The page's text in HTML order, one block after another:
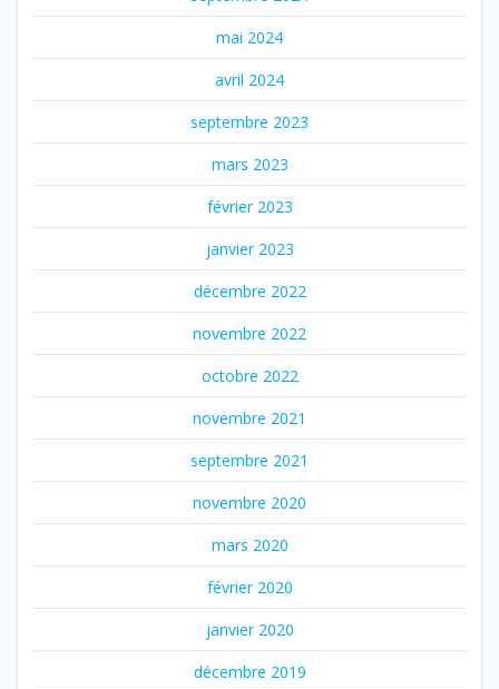
mai 2024
avril 2024
septembre 2023
mars 2023
février 2023
janvier 2023
décembre 2022
novembre 2022
octobre 2022
novembre 2021
septembre 2021
novembre 2020
mars 2020
février 2020
janvier 2020
décembre 2019